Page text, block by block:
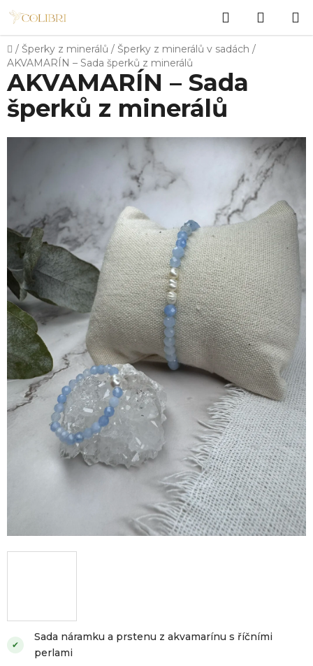
Přejít
obsah
Hledat
KOŠÍK
Domů
/ Šperky z minerálů / Šperky z minerálů v sadách /
AKVAMARÍN – Sada šperků z minerálů
✔
Sada náramku a prstenu z akvamarínu s říčními
perlami
AKVAMARÍN – Sada
šperků z minerálů